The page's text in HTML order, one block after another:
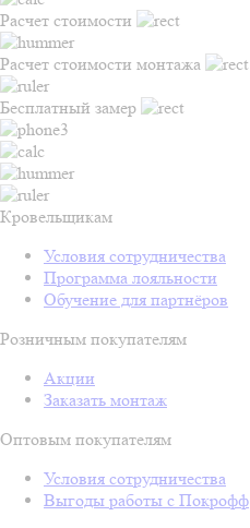
Расчет стоимости
Расчет стоимости монтажа
Бесплатный замер
Кровельщикам
Условия сотрудничества
Программа лояльности
Обучение для партнёров
Розничным покупателям
Акции
Заказать монтаж
Оптовым покупателям
Условия сотрудничества
Выгоды работы с Покрофф